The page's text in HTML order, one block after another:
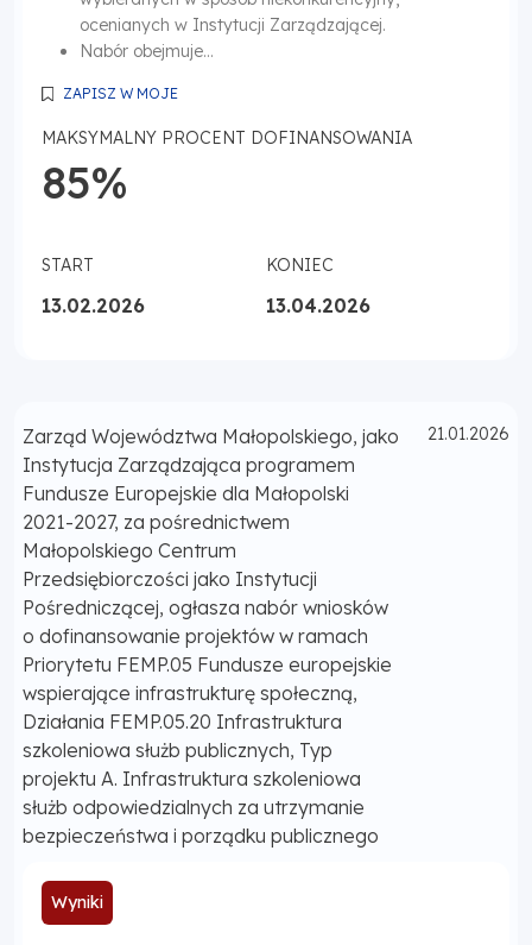
ocenianych w Instytucji Zarządzającej.
Nabór obejmuje...
ZAPISZ W MOJE
MAKSYMALNY PROCENT DOFINANSOWANIA
85%
START
13.02.2026
KONIEC
13.04.2026
Zarząd Województwa Małopolskiego, jako
Instytucja Zarządzająca programem
Fundusze Europejskie dla Małopolski
2021-2027, za pośrednictwem
Małopolskiego Centrum
Przedsiębiorczości jako Instytucji
Pośredniczącej, ogłasza nabór wniosków
o dofinansowanie projektów w ramach
Priorytetu FEMP.05 Fundusze europejskie
wspierające infrastrukturę społeczną,
Działania FEMP.05.20 Infrastruktura
szkoleniowa służb publicznych, Typ
projektu A. Infrastruktura szkoleniowa
służb odpowiedzialnych za utrzymanie
bezpieczeństwa i porządku publicznego
21.01.2026
Wyniki